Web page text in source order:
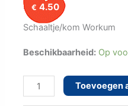
€ 4.50
Schaaltje/kom Workum
Beschikbaarheid: Op
Kom
Workum
Toevoegen